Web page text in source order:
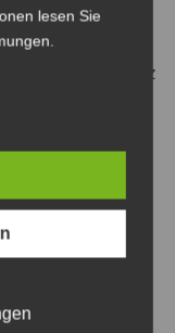
Daimler Benz
:7,49t
:Florian
04
lesen Sie